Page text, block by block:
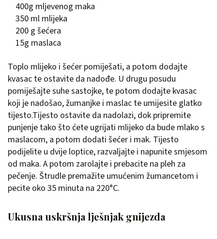
400g mljevenog maka
350 ml mlijeka
200 g šećera
15g maslaca
Toplo mlijeko i šećer pomiješati, a potom dodajte
kvasac te ostavite da nadođe. U drugu posudu
pomiješajte suhe sastojke, te potom dodajte kvasac
koji je nadošao, žumanjke i maslac te umijesite glatko
tijesto.Tijesto ostavite da nadolazi, dok pripremite
punjenje tako što ćete ugrijati mlijeko da bude mlako s
maslacom, a potom dodati šećer i mak. Tijesto
podijelite u dvije loptice, razvaljajte i napunite smjesom
od maka. A potom zarolajte i prebacite na pleh za
pečenje. Štrudle premažite umućenim žumancetom i
pecite oko 35 minuta na 220°C.
Ukusna uskršnja lješnjak gnijezda